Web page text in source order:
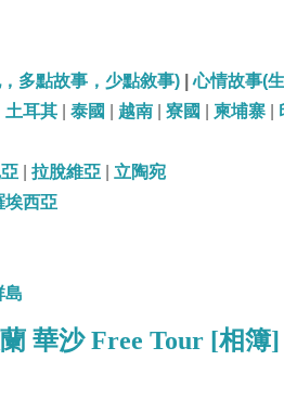
多點故事，少點敘事) |心情故事(
土耳其 泰國 越南 寮國 柬埔寨
拉脫維亞
立陶宛
埃西亞
島
華沙 Free Tour [相簿]